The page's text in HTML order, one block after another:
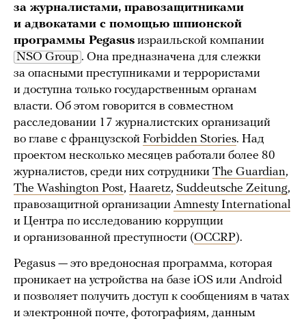
за журналистами, правозащитниками
и адвокатами с помощью шпионской
программы Pegasus израильской компании
NSO Group . Она предназначена для слежки
за опасными преступниками и террористами
и доступна только государственным органам
власти. Об этом говорится в совместном
расследовании 17 журналистских организаций
во главе с французской Forbidden Stories. Над
проектом несколько месяцев работали более 80
журналистов, среди них сотрудники The Guardian,
The Washington Post, Haaretz, Suddeutsche Zeitung,
правозащитной организации Amnesty International
и Центра по исследованию коррупции
и организованной преступности (OCCRP).
Pegasus — это вредоносная программа, которая
проникает на устройства на базе iOS или Android
и позволяет получить доступ к сообщениям в чатах
и электронной почте, фотографиям, данным